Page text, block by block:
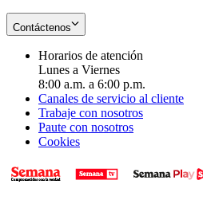
Contáctenos
Horarios de atención
Lunes a Viernes
8:00 a.m. a 6:00 p.m.
Canales de servicio al cliente
Trabaje con nosotros
Paute con nosotros
Cookies